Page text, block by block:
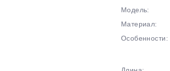
Модель:
Материал:
Особенности: